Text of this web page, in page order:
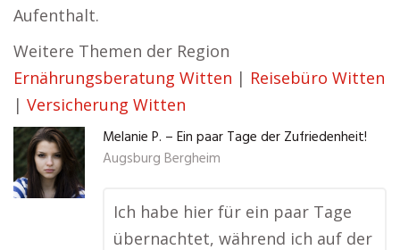
Aufenthalt.
Weitere Themen der Region
Ernährungsberatung Witten | Reisebüro Witten
| Versicherung Witten
Melanie P. – Ein paar Tage der Zufriedenheit!
Augsburg Bergheim
Ich habe hier für ein paar Tage
übernachtet, während ich auf der